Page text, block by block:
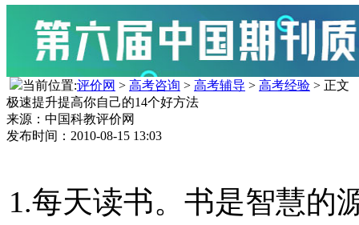
当前位置:评价网 > 高考咨询 > 高考辅导 > 高考经验 > 正文
极速提升提高你自己的14个好方法
来源：中国科教评价网
发布时间：2010-08-15 13:03
1.每天读书。书是智慧的